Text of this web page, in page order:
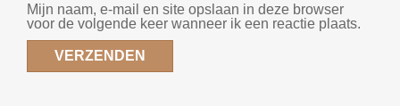
Mijn naam, e-mail en site opslaan in deze browser
voor de volgende keer wanneer ik een reactie plaats.